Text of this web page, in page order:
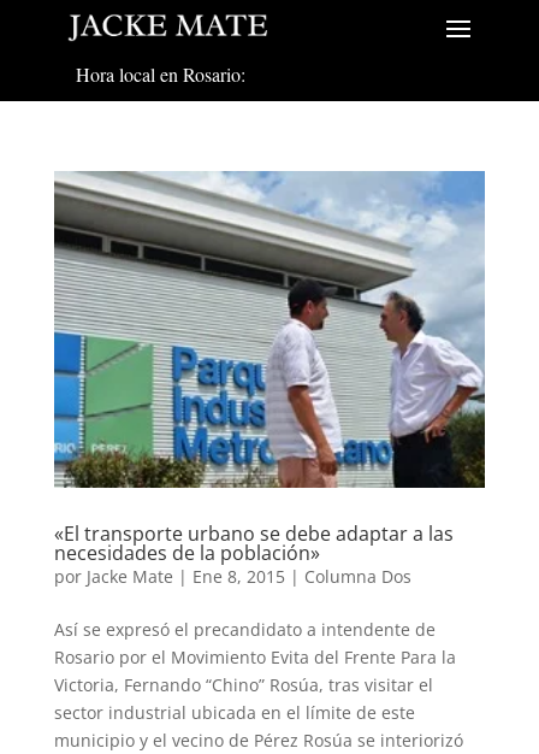
Hora local en Rosario:
«El transporte urbano se debe adaptar a las
necesidades de la población»
por Jacke Mate | Ene 8, 2015| Columna Dos
Así se expresó el precandidato a intendente de
Rosario por el Movimiento Evita del Frente Para la
Victoria, Fernando “Chino” Rosúa, tras visitar el
sector industrial ubicada en el límite de este
municipio y el vecino de Pérez Rosúa se interiorizó